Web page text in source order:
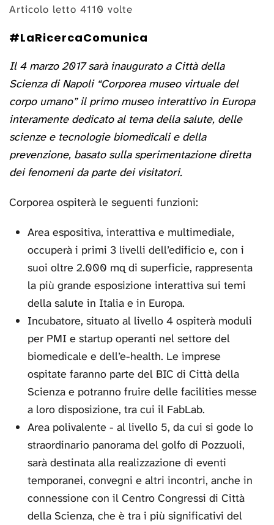
Articolo letto 4110 volte
#LaRicercaComunica
Il 4 marzo 2017 sarà inaugurato a Città della
Scienza di Napoli “Corporea museo virtuale del
corpo umano” il primo museo interattivo in Europa
interamente dedicato al tema della salute, delle
scienze e tecnologie biomedicali e della
prevenzione, basato sulla sperimentazione diretta
dei fenomeni da parte dei visitatori.
Corporea ospiterà le seguenti funzioni:
Area espositiva, interattiva e multimediale,
occuperà i primi 3 livelli dell’edificio e, con i
suoi oltre 2.000 mq di superficie, rappresenta
la più grande esposizione interattiva sui temi
della salute in Italia e in Europa.
Incubatore, situato al livello 4 ospiterà moduli
per PMI e startup operanti nel settore del
biomedicale e dell’e-health. Le imprese
ospitate faranno parte del BIC di Città della
Scienza e potranno fruire delle facilities messe
a loro disposizione, tra cui il FabLab.
Area polivalente - al livello 5, da cui si gode lo
straordinario panorama del golfo di Pozzuoli,
sarà destinata alla realizzazione di eventi
temporanei, convegni e altri incontri, anche in
connessione con il Centro Congressi di Città
della Scienza, che è tra i più significativi del